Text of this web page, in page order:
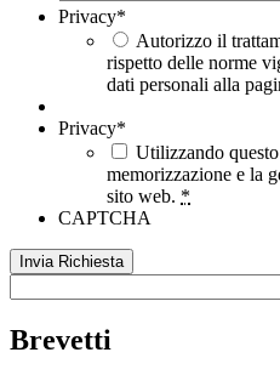
Privacy*
Autorizzo il
rispetto delle norme
dati personali alla
Privacy*
Utilizzando
memorizzazione e la
sito web. *
CAPTCHA
Brevetti